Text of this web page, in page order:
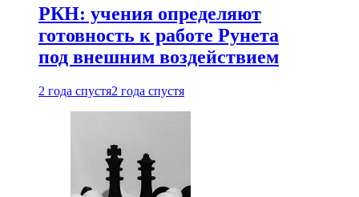
РКН: учения определяют
готовность к работе Рунета
под внешним воздействием
2 года спустя2 года спустя